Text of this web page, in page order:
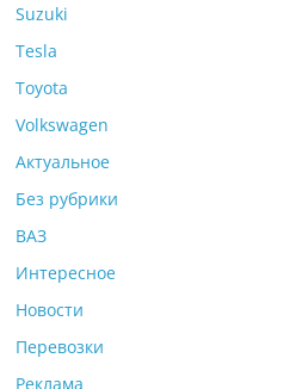
Suzuki
Tesla
Toyota
Volkswagen
Актуальное
Без рубрики
ВАЗ
Интересное
Новости
Перевозки
Реклама